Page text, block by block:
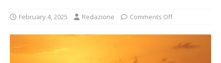
February 4, 2025 Redazione Comments Off